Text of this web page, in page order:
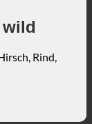
Rind,